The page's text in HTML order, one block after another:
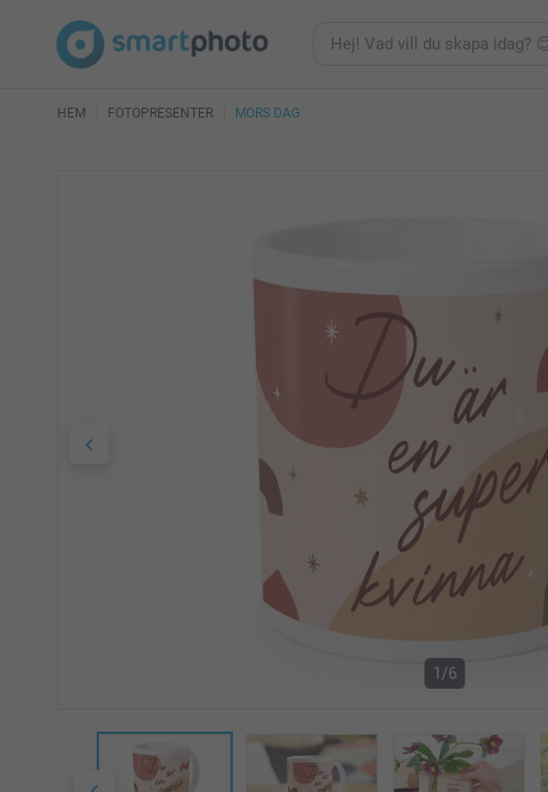
HEM FOTOPRESENTER MORS DAG
1/6